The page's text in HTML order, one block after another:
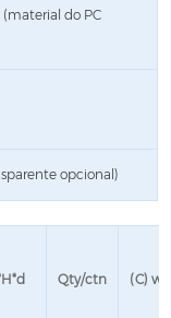
do PC
opcional)
Qty/ctn (C)